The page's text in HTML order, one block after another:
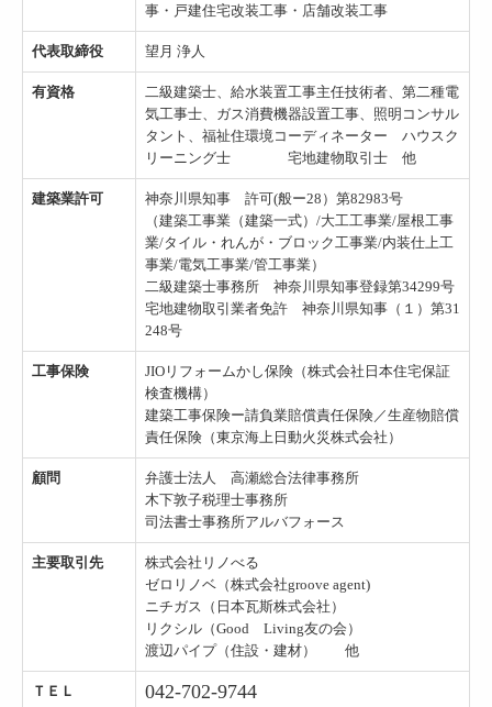
事・戸建住宅改装工事・店舗改装工事
代表取締役 望月 浄人
有資格
二級建築士、給水装置工事主任技術者、第二種電
気工事士、ガス消費機器設置工事、照明コンサル
タント、福祉住環境コーディネーター ハウスク
リーニング士 宅地建物取引士 他
建築業許可
神奈川県知事 許可(般ー28）第82983号
（建築工事業（建築一式）/大工工事業/屋根工事
業/タイル・れんが・ブロック工事業/内装仕上工
事業/電気工事業/管工事業）
二級建築士事務所 神奈川県知事登録第34299号
宅地建物取引業者免許 神奈川県知事（１）第31
248号
工事保険
JIOリフォームかし保険（株式会社日本住宅保証
検査機構）
建築工事保険ー請負業賠償責任保険／生産物賠償
責任保険（東京海上日動火災株式会社）
顧問
弁護士法人 高瀬総合法律事務所
木下敦子税理士事務所
司法書士事務所アルバフォース
主要取引先
株式会社リノべる
ゼロリノベ（株式会社groove agent)
ニチガス（日本瓦斯株式会社）
リクシル（Good Living友の会）
渡辺パイプ（住設・建材） 他
ＴＥＬ 042-702-9744